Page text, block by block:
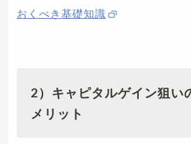
おくべき基礎知識
2）キャピタルゲイン狙い
メリット